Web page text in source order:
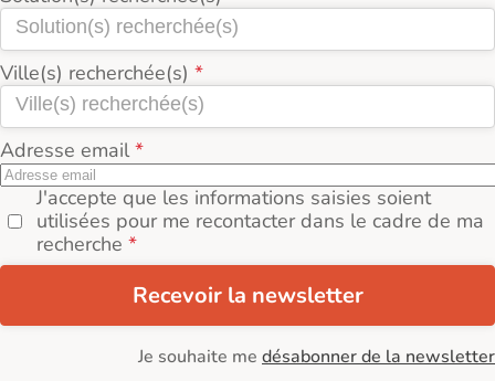
Ville(s) recherchée(s)
Adresse email
J'accepte que les informations saisies soient
utilisées pour me recontacter dans le cadre de ma
recherche
Recevoir la newsletter
Je souhaite me désabonner de la newsletter